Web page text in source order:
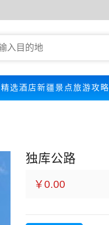
精选酒店新疆景点旅游攻略
独库公路
￥0.00